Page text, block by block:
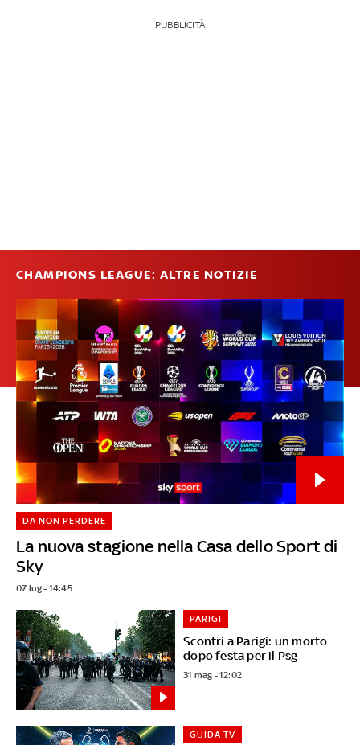
PUBBLICITÀ
CHAMPIONS LEAGUE: ALTRE NOTIZIE
La nuova stagione nella Casa dello Sport di
Sky
DA NON PERDERE
07 lug - 14:45
Scontri a Parigi: un morto
dopo festa per il Psg
PARIGI
31 mag - 12:02
GUIDA TV